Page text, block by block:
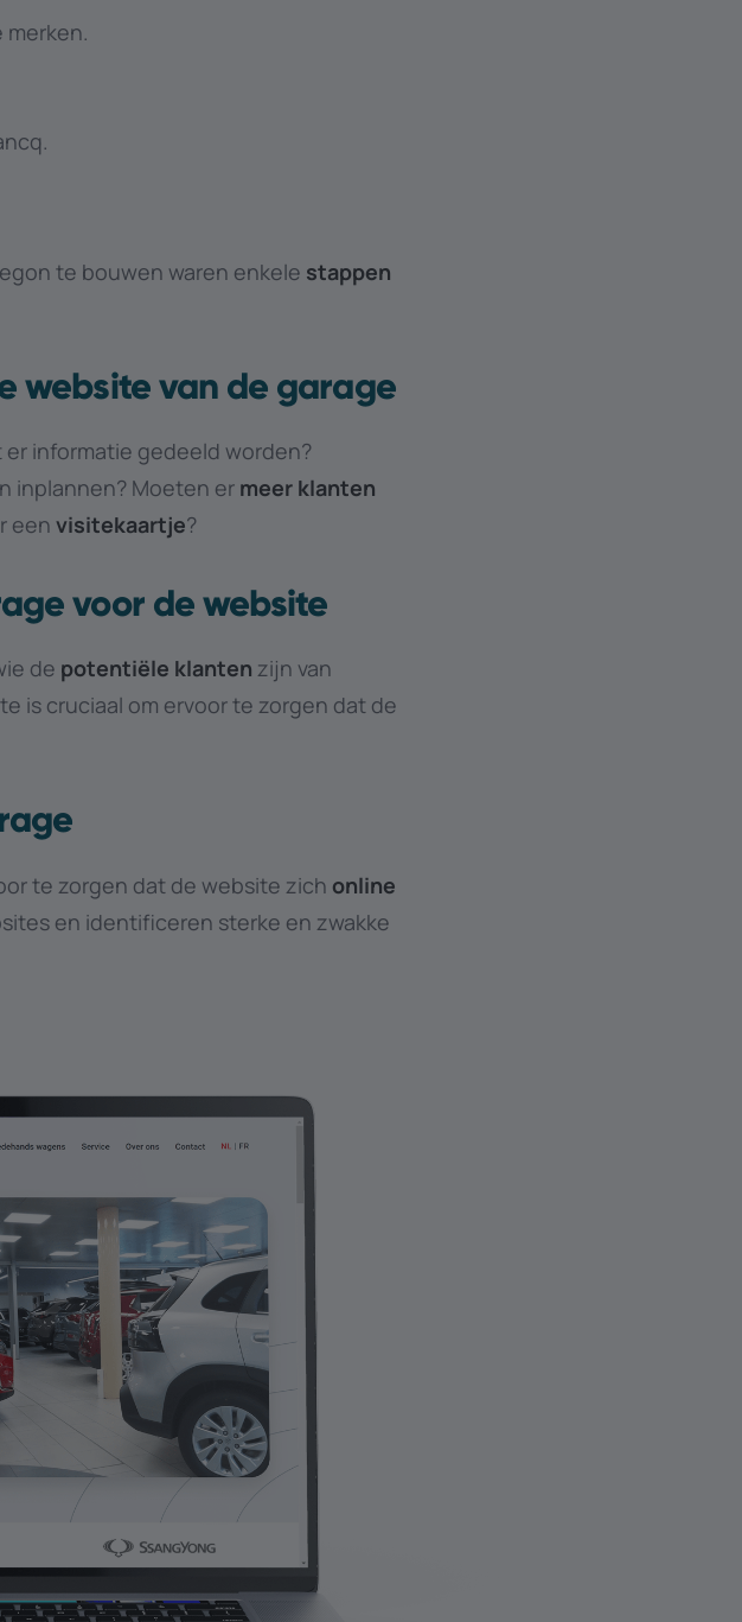
te bouwen waren enkele stappen
website van de garage
informatie gedeeld worden?
inplannen? Moeten er meer klanten
een visitekaartje?
voor de website
de potentiële klanten zijn van
is cruciaal om ervoor te zorgen dat de
te zorgen dat de website zich online
en identificeren sterke en zwakke